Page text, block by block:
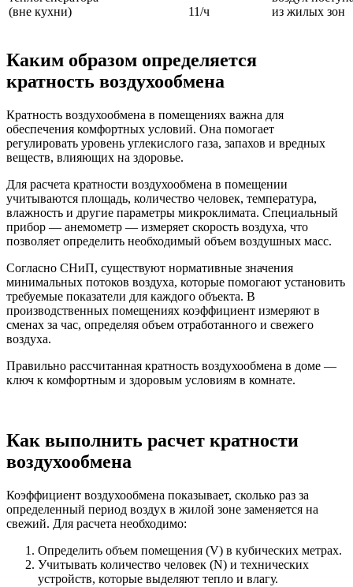
(вне кухни)
11/ч
из жилых зон
Каким образом определяется
кратность воздухообмена
Кратность воздухообмена в помещениях важна для
обеспечения комфортных условий. Она помогает
регулировать уровень углекислого газа, запахов и вредных
веществ, влияющих на здоровье.
Для расчета кратности воздухообмена в помещении
учитываются площадь, количество человек, температура,
влажность и другие параметры микроклимата. Специальный
прибор — анемометр — измеряет скорость воздуха, что
позволяет определить необходимый объем воздушных масс.
Согласно СНиП, существуют нормативные значения
минимальных потоков воздуха, которые помогают установить
требуемые показатели для каждого объекта. В
производственных помещениях коэффициент измеряют в
сменах за час, определяя объем отработанного и свежего
воздуха.
Правильно рассчитанная кратность воздухообмена в доме —
ключ к комфортным и здоровым условиям в комнате.
Как выполнить расчет кратности
воздухообмена
Коэффициент воздухообмена показывает, сколько раз за
определенный период воздух в жилой зоне заменяется на
свежий. Для расчета необходимо:
Определить объем помещения (V) в кубических метрах.
Учитывать количество человек (N) и технических
устройств, которые выделяют тепло и влагу.